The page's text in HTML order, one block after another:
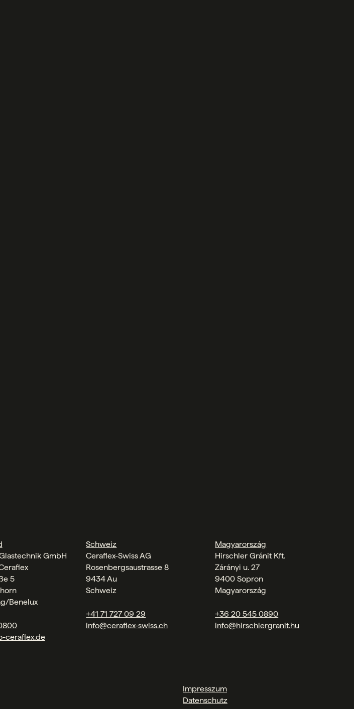
GmbH
5
Benelux
ceraflex.de
Schweiz
Ceraflex-Swiss AG
Rosenbergsaustrasse 8
9434 Au
Schweiz
+41 71 727 09 29
info@ceraflex-swiss.ch
Magyarország
Hirschler Gránit Kft.
Zárányi u. 27
9400 Sopron
Magyarország
+36 20 545 0890
info@hirschlergranit.hu
Impresszum
Datenschutz